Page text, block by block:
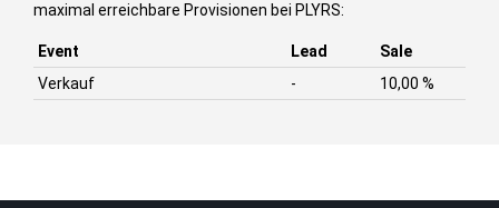
maximal erreichbare Provisionen bei PLYRS:
Event Lead
Sale
Verkauf
- 10,00 %